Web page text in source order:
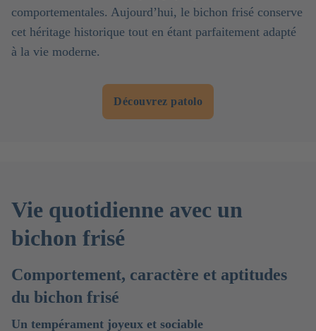
comportementales. Aujourd’hui, le bichon frisé conserve
cet héritage historique tout en étant parfaitement adapté
à la vie moderne.
Découvrez patolo
Vie quotidienne avec un
bichon frisé
Comportement, caractère et aptitudes
du bichon frisé
Un tempérament joyeux et sociable